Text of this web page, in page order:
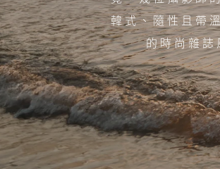
韓式、隨性且帶
的時尚雜誌